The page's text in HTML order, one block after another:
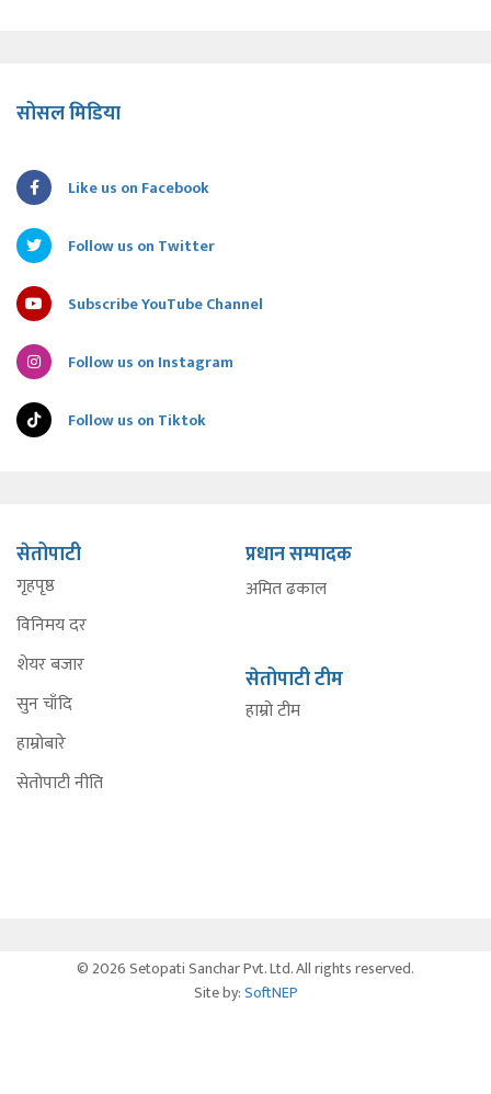
सोसल मिडिया
Like us on Facebook
Follow us on Twitter
Subscribe YouTube Channel
Follow us on Instagram
Follow us on Tiktok
सेतोपाटी
गृहपृष्ठ
विनिमय दर
शेयर बजार
सुन चाँदि
हाम्रोबारे
सेतोपाटी नीति
प्रधान सम्पादक
अमित ढकाल
सेतोपाटी टीम
हाम्रो टीम
© 2026 Setopati Sanchar Pvt. Ltd. All rights reserved.
Site by:SoftNEP